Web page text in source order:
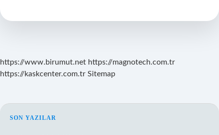
https://www.birumut.net https://magnotech.com.tr
https://kaskcenter.com.tr Sitemap
SIDEBAR
SON YAZILAR